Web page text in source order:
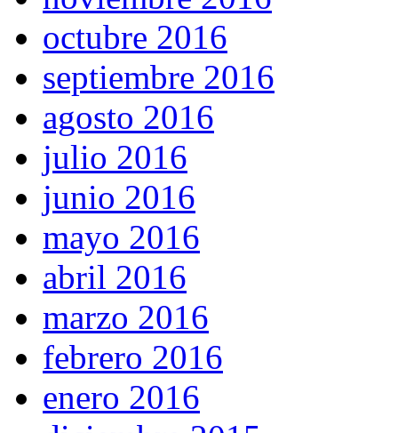
octubre 2016
septiembre 2016
agosto 2016
julio 2016
junio 2016
mayo 2016
abril 2016
marzo 2016
febrero 2016
enero 2016